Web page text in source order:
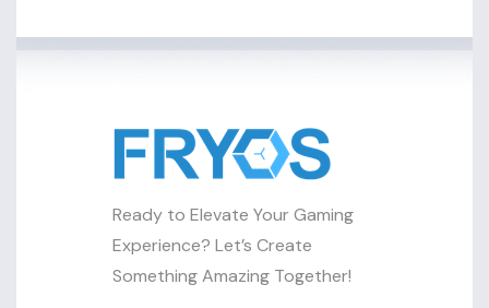
Ready to Elevate Your Gaming
Experience? Let’s Create
Something Amazing Together!